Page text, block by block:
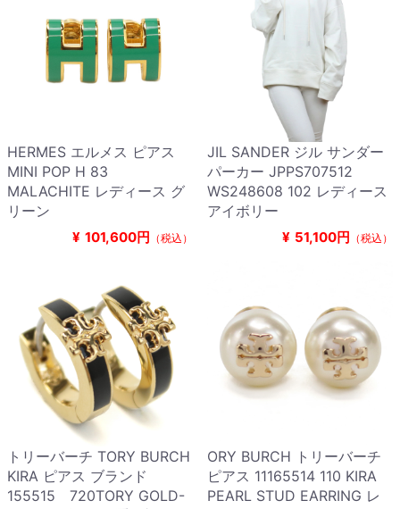
HERMES エルメス ピアス
MINI POP H 83
MALACHITE レディース グ
リーン
¥ 101,600円 （税込）
JIL SANDER ジル サンダー
パーカー JPPS707512
WS248608 102 レディース
アイボリー
¥ 51,100円 （税込）
トリーバーチ TORY BURCH
KIRA ピアス ブランド
155515 720TORY GOLD-
ORY BURCH トリーバーチ
ピアス 11165514 110 KIRA
PEARL STUD EARRING レ